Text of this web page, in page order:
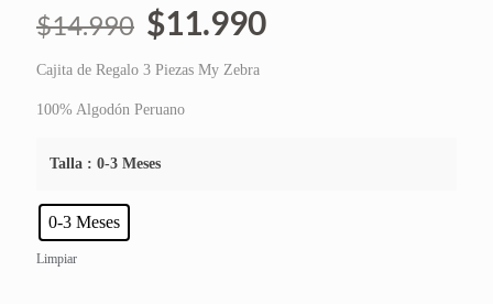
$14.990 El
precio
original
era:
$14.990.
$11.990El
Cajita de Regalo 3 Piezas My Zebra
100% Algodón Peruano
Talla : 0-3 Meses
0-3 Meses
Limpiar